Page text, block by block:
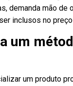
demanda mão de
inclusos no
um
um produto